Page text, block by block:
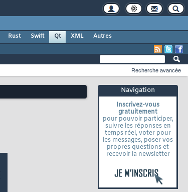
Rust Swift Qt XML
Autres
Navigation
Inscrivez-vous
gratuitement
pour pouvoir participer,
suivre les réponses en
temps réel, voter pour
les messages, poser vos
propres questions et
recevoir la newsletter
Recherche avancée